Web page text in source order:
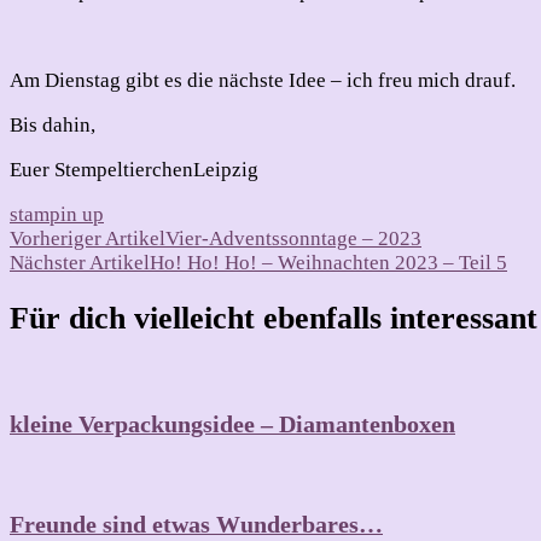
Am Dienstag gibt es die nächste Idee – ich freu mich drauf.
Bis dahin,
Euer StempeltierchenLeipzig
stampin up
Beitragsnavigation
Vorheriger ArtikelVier-Adventssonntage – 2023
Nächster ArtikelHo! Ho! Ho! – Weihnachten 2023 – Teil 5
Für dich vielleicht ebenfalls
kleine Verpackungsidee – Diamantenboxen
Freunde sind etwas Wunderbares…